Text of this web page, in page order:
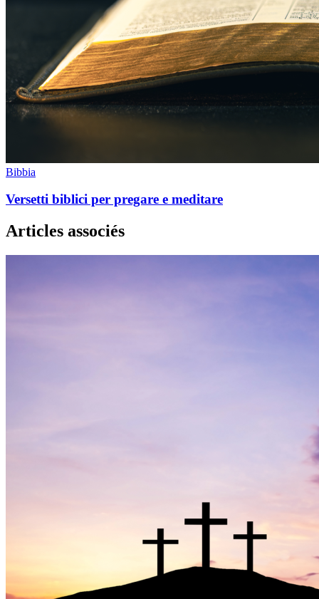
Bibbia
Versetti biblici per pregare e meditare
Articles associés